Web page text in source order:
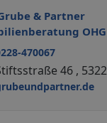
& Partner
OHG
470067
46 ,